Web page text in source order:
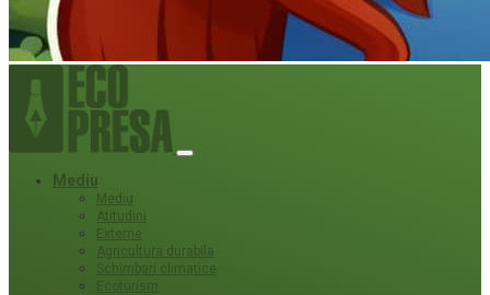
Mediu
Mediu
Atitudini
Externe
Agricultura durabila
Schimbari climatice
Ecoturism